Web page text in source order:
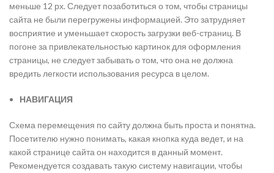
меньше 12 рх. Следует позаботиться о том, чтобы страницы
сайта не были перегружены информацией. Это затрудняет
восприятие и уменьшает скорость загрузки веб-страниц. В
погоне за привлекательностью картинок для оформления
страницы, не следует забывать о том, что она не должна
вредить легкости использования ресурса в целом.
НАВИГАЦИЯ
Схема перемещения по сайту должна быть проста и понятна.
Посетителю нужно понимать, какая кнопка куда ведет, и на
какой странице сайта он находится в данный момент.
Рекомендуется создавать такую систему навигации, чтобы